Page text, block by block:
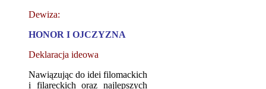
Dewiza:
HONOR I OJCZYZNA
Deklaracja ideowa
Nawiązując do idei filomackich
i filareckich oraz najlepszych